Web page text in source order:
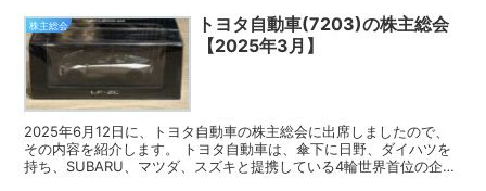
株主総会
トヨタ自動車(7203)の株主総会
【2025年3月】
2025年6月12日に、トヨタ自動車の株主総会に出席しましたので、
その内容を紹介します。 トヨタ自動車は、傘下に日野、ダイハツを
持ち、SUBARU、マツダ、スズキと提携している4輪世界首位の企業